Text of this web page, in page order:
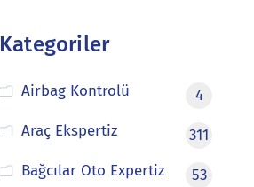
Kategoriler
Airbag Kontrolü
4
Araç Ekspertiz
311
Bağcılar Oto Expertiz
53